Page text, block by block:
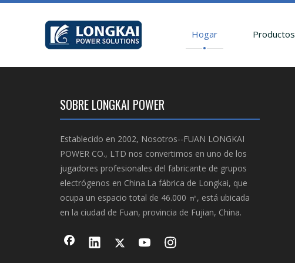
Hogar Productos
SOBRE LONGKAI POWER
Establecido en 2002, Nosotros--FUAN LONGKAI
POWER CO., LTD nos convertimos en uno de los
jugadores profesionales del fabricante de grupos
electrógenos en China.La fábrica de Longkai, que
ocupa un espacio total de 46.000 ㎡, está ubicada
en la ciudad de Fuan, provincia de Fujian, China.